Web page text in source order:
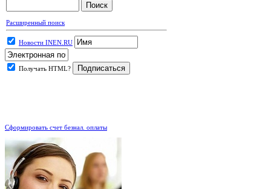
Расширенный поиск
Новости INEN.RU
Получать HTML?
Сформировать счет безнал. оплаты